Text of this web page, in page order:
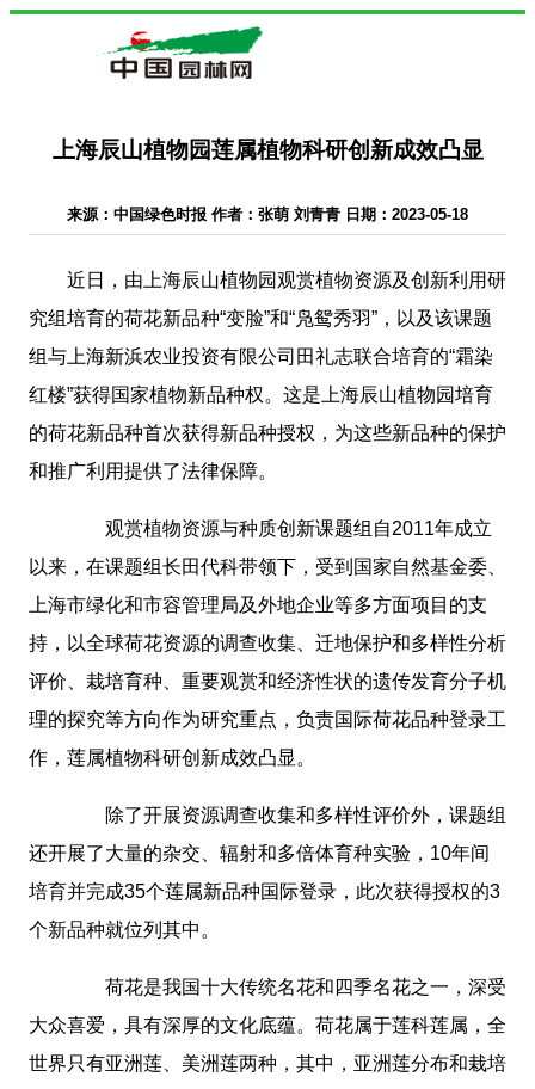
上海辰山植物园莲属植物科研创新成效凸显
来源：中国绿色时报 作者：张萌 刘青青 日期：2023-05-18
近日，由上海辰山植物园观赏植物资源及创新利用研
究组培育的荷花新品种“变脸”和“凫鸳秀羽”，以及该课题
组与上海新浜农业投资有限公司田礼志联合培育的“霜染
红楼”获得国家植物新品种权。这是上海辰山植物园培育
的荷花新品种首次获得新品种授权，为这些新品种的保护
和推广利用提供了法律保障。
观赏植物资源与种质创新课题组自2011年成立
以来，在课题组长田代科带领下，受到国家自然基金委、
上海市绿化和市容管理局及外地企业等多方面项目的支
持，以全球荷花资源的调查收集、迁地保护和多样性分析
评价、栽培育种、重要观赏和经济性状的遗传发育分子机
理的探究等方向作为研究重点，负责国际荷花品种登录工
作，莲属植物科研创新成效凸显。
除了开展资源调查收集和多样性评价外，课题组
还开展了大量的杂交、辐射和多倍体育种实验，10年间
培育并完成35个莲属新品种国际登录，此次获得授权的3
个新品种就位列其中。
荷花是我国十大传统名花和四季名花之一，深受
大众喜爱，具有深厚的文化底蕴。荷花属于莲科莲属，全
世界只有亚洲莲、美洲莲两种，其中，亚洲莲分布和栽培